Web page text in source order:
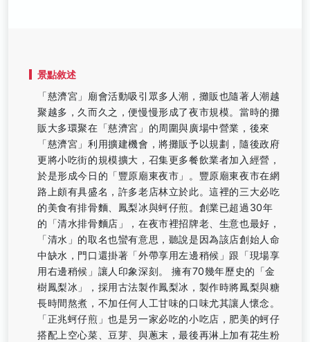
景點敘述
「慈濟宮」廟會活動吸引眾多人潮，攤販也隨著人潮越
聚越多，久而久之，便慢慢形成了夜市規模。當時的攤
販大多環聚在「慈濟宮」的周圍與廣場中營業，後來
「慈濟宮」利用擴建機會，將攤販予以規劃，隨後政府
更將小吃街的規模擴大，召集更多餐飲業者加入經營，
於是形成今日的「豐原廟東夜市」。豐原廟東夜市在網
路上頗有具盛名，許多老店林立於此。這裡的三大必吃
的美食有排骨麵、鳳梨冰與蚵仔煎。創業已超過30年
的「清水排骨麵店」，在夜市裡招牌老、生意也最好，
「清水」的取名也蠻有意思，聽說是因為該店創始人命
中缺水，門口還掛著「外帶享用左邊稍候」跟「現場享
用右邊稍候」讓人印象深刻。 擁有70幾年歷史的「金
樹鳳梨冰」，採用古法製作鳳梨冰，製作時將鳳梨與糖
長時間熬煮，不加任何人工甘味的口味尤其讓人懷念。
「正兆蚵仔煎」也是另一家必吃的小吃店，肥美的蚵仔
搭配上空心菜、豆芽、與蔥末，最後再淋上加有花生粉